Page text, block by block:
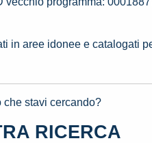
in aree idonee e catalogati
che stavi cercando?
RICERCA